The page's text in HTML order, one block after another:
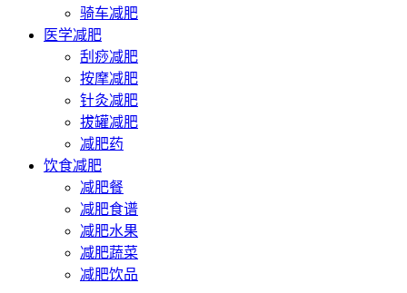
骑车减肥
医学减肥
刮痧减肥
按摩减肥
针灸减肥
拔罐减肥
减肥药
饮食减肥
减肥餐
减肥食谱
减肥水果
减肥蔬菜
减肥饮品